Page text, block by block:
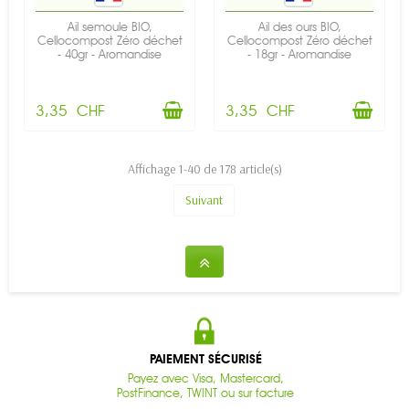
Ail semoule BIO,
Cellocompost Zéro déchet
- 40gr - Aromandise
3,35 CHF
Ail des ours BIO,
Cellocompost Zéro déchet
- 18gr - Aromandise
3,35 CHF
Affichage 1-40 de 178 article(s)
Suivant
PAIEMENT SÉCURISÉ
Payez avec Visa, Mastercard,
PostFinance, TWINT ou sur facture